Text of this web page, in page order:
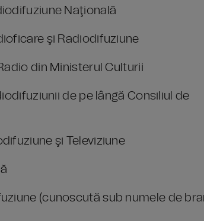
Naţională
şi Radiodifuziune
din Ministerul Culturii
de pe lângă Consiliul de
şi Televiziune
(cunoscută sub numele de